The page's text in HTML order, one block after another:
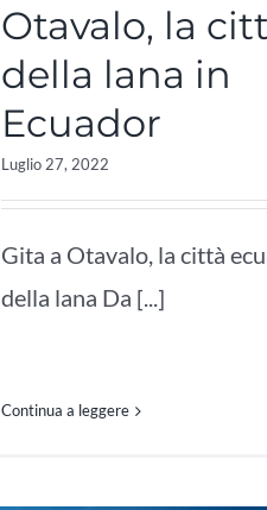
Otavalo, la
della lana in
Ecuador
Luglio 27, 2022
Gita a Otavalo, la città
della lana Da [...]
Continua a leggere